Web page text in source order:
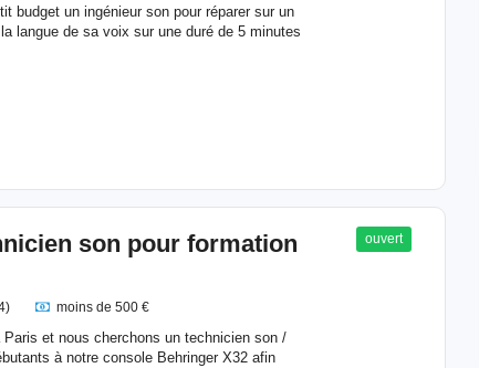
budget un ingénieur son pour réparer sur un
langue de sa voix sur une duré de 5 minutes
son pour formation
moins de 500 €
et nous cherchons un technicien son /
à notre console Behringer X32 afin
ouvert